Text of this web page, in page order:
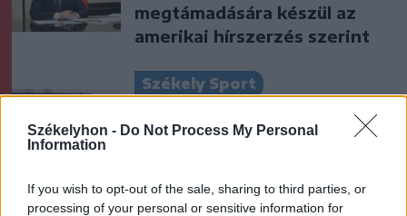
Székelyhon - Do Not Process My Personal
Information
If you wish to opt-out of the sale, sharing to third parties, or
processing of your personal or sensitive information for
megtámadására készül az
amerikai hírszerzés szerint
Székely Sport
Otthon kapott ki az újonctól a
Marosvásárhelyi ASA, a
Nőileg